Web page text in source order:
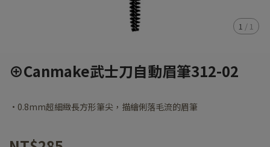
1 / 1
⊕Canmake武士刀自動眉筆312-02
·0.8mm超細緻長方形筆尖，描繪俐落毛流的眉筆